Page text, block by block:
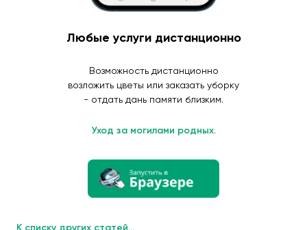
Любые услуги дистанционно
Возможность дистанционно
возложить цветы или заказать уборку
- отдать дань памяти близким.
Уход за могилами родных.
К списку других статей...